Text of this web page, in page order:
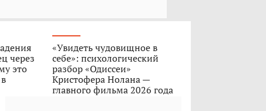
через
это
«Увидеть чудовищное в
себе»: психологический
разбор «Одиссеи»
Кристофера Нолана —
главного фильма 2026 года